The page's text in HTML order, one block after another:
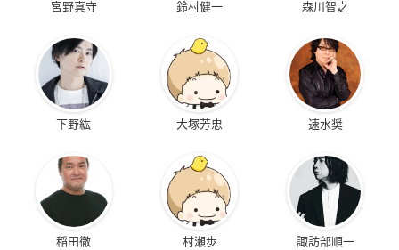
宮野真守 鈴村健一 森川智之
下野紘 大塚芳忠 速水奨
稲田徹 村瀬歩 諏訪部順一